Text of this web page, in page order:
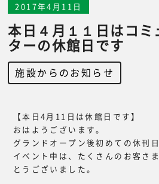
2017年4月11日
本日４月１１日はコミ
ターの休館日です
施設からのお知らせ
【本日4月11日は休館日です】
おはようございます。
グランドオープン後初めての休刊日
イベント中は、たくさんのお客さ
とうございました。